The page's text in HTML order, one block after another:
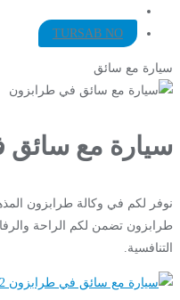
TURSAB NO
سيارة مع سائق
سيارة مع سائق
نوفر لكم في وكالة طرابزون
طرابزون تضمن لكم الراحة
التنافسية.